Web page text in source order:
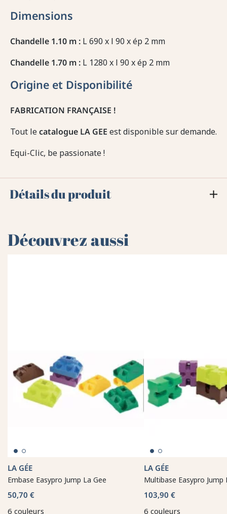
Dimensions
Chandelle 1.10 m : L 690 x l 90 x ép 2 mm
Chandelle 1.70 m : L 1280 x l 90 x ép 2 mm
Origine et Disponibilité
FABRICATION FRANÇAISE !
Tout lecatalogue LA GEE est disponible sur demande.
Equi-Clic, be passionate !
Détails du produit
Découvrez aussi
LA GÉE
Embase Easypro Jump La Gee
50,70 €
6 couleurs
LA GÉE
Multibase Easypro Jump
103,90 €
6 couleurs